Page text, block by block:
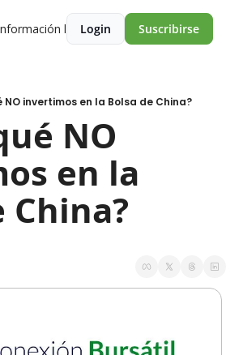
legalLogin Suscribirse
NO invertimos en la Bolsa de China?
NO
en la
China?